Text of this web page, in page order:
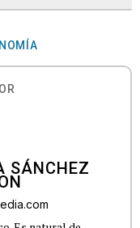
SÁNCHEZ